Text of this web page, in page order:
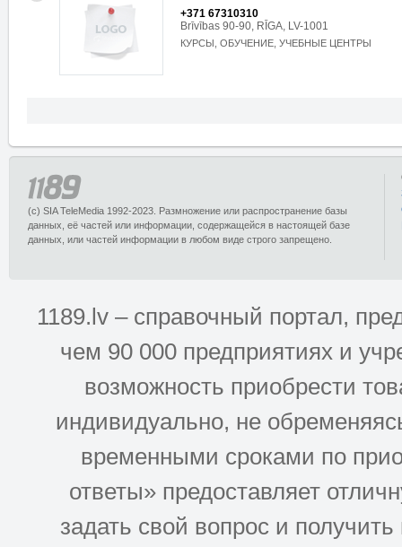
+371 67310310
Brīvības 90-90, RĪGA, LV-1001
КУРСЫ, ОБУЧЕНИЕ, УЧЕБНЫЕ ЦЕНТРЫ
(c) SIA TeleMedia 1992-2023. Размножение или распространение базы
данных, её частей или информации, содержащейся в настоящей базе
данных, или частей информации в любом виде строго запрещено.
1189.lv – справочный портал,
чем 90 000 предприятиях и
возможность приобрести
индивидуально, не
временными сроками по
ответы» предоставляет
задать свой вопрос и